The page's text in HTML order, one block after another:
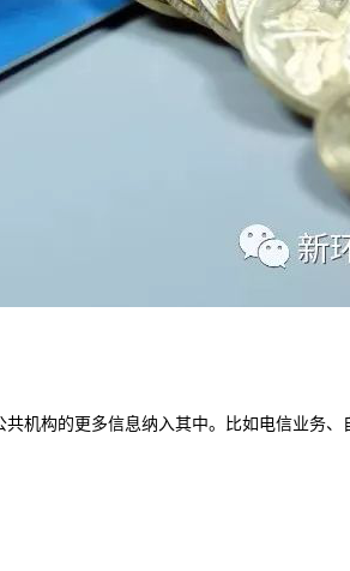
机构的更多信息纳入其中。比如电信业务、